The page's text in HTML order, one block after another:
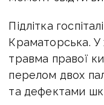
Підлітка
Краматорська. У
травма правої
перелом двох
та дефектами